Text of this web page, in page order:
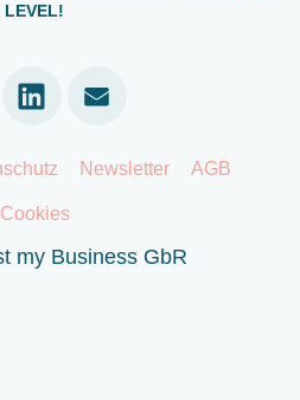
LEVEL!
Linkedin
Newsletter AGB
Cookies
my Business GbR